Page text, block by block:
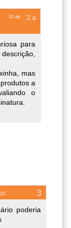
20 de
para
mas
a
o
poderia